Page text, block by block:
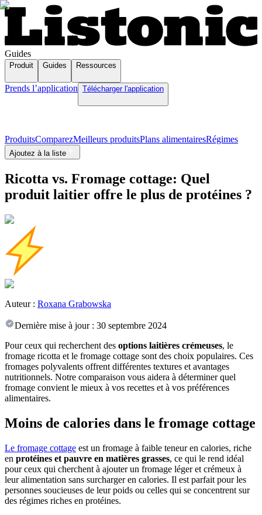
Guides
Produit Guides Ressources
Prends l’application Télécharger l'application
ProduitsComparezMeilleurs produitsPlans alimentairesRégimes
Ajoutez à la liste
Ricotta vs. Fromage cottage: Quel
produit laitier offre le plus de protéines ?
Auteur : Roxana Grabowska
Dernière mise à jour : 30 septembre 2024
Pour ceux qui recherchent des options laitières crémeuses, le
fromage ricotta et le fromage cottage sont des choix populaires. Ces
fromages polyvalents offrent différentes textures et avantages
nutritionnels. Notre comparaison vous aidera à déterminer quel
fromage convient le mieux à vos recettes et à vos préférences
alimentaires.
Moins de calories dans le fromage cottage
Le fromage cottage est un fromage à faible teneur en calories, riche
en protéines et pauvre en matières grasses, ce qui le rend idéal
pour ceux qui cherchent à ajouter un fromage léger et crémeux à
leur alimentation sans surcharger en calories. Il est parfait pour les
personnes soucieuses de leur poids ou celles qui se concentrent sur
des régimes riches en protéines.